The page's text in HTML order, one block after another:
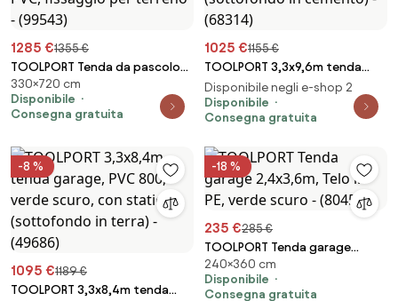
1285 €1355 €
TOOLPORT Tenda da pascolo
3,3x7,2m, verde scuro, Telo in
PRIMEtex-PVC, fissaggio per
terreno - (99543)
330×720 cm
Disponibile
Consegna gratuita
1025 €1155 €
TOOLPORT 3,3x9,6m tenda
garage, PVC 800, verde scuro,
con statica (sottofondo in
cemento) - (68314)
Disponibile negli e-shop 2
Disponibile
Consegna gratuita
-8 %
1095 €1189 €
TOOLPORT 3,3x8,4m tenda
-18 %
235 €285 €
TOOLPORT Tenda garage
2,4x3,6m, Telo in PE, verde
scuro - (8045)
240×360 cm
Disponibile
Consegna gratuita